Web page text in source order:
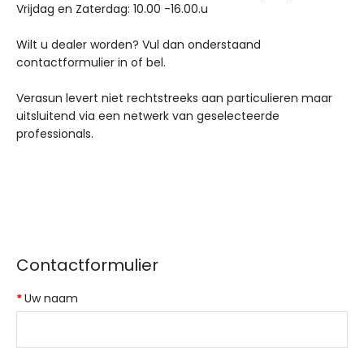
Vrijdag en Zaterdag: 10.00 -16.00.u
Wilt u dealer worden? Vul dan onderstaand
contactformulier in of bel.
Verasun levert niet rechtstreeks aan particulieren maar
uitsluitend via een netwerk van geselecteerde
professionals.
Contactformulier
Uw naam